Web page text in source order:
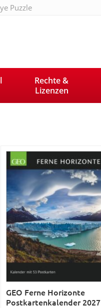
Puzzle
Rechte &
Lizenzen
GEO Ferne Horizonte
Postkartenkalender 2027